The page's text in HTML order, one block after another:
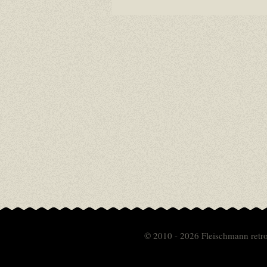
© 2010 - 2026 Fleischmann